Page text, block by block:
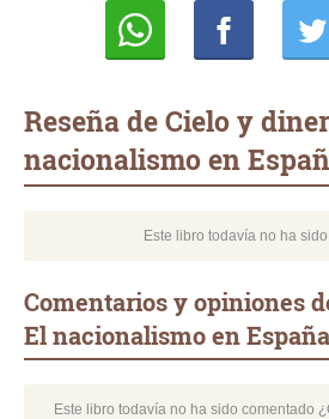
Reseña de Cielo y
nacionalismo en
Este libro todavía no ha
Comentarios y opiniones
El nacionalismo en
Este libro todavía no ha sido comentado